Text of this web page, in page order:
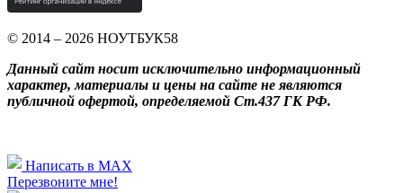
© 2014 – 2026 НОУТБУК58
Данный сайт носит исключительно информационный
характер, материалы и цены на сайте не являются
публичной офертой, определяемой Ст.437 ГК РФ.
Написать в MAX
Перезвоните мне!